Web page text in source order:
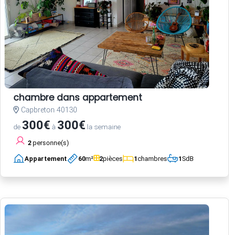
chambre dans appartement
Capbreton 40130
de 300€ à 300€ la semaine
2 personne(s)
Appartement 60m² 2pièces 1chambres 1SdB